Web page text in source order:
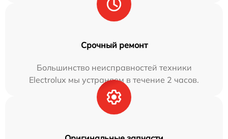
Срочный ремонт
Большинство неисправностей техники
Electrolux мы устраняем в течение 2 часов.